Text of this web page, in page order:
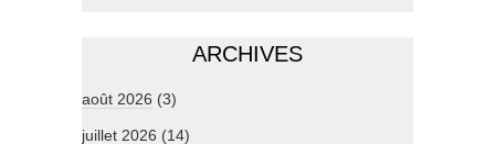
ARCHIVES
août 2026 (3)
juillet 2026 (14)